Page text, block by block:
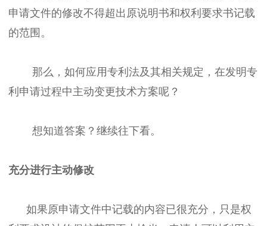
申请文件的修改不得超出原说明书和权利要求书记载
的范围。
那么，如何应用专利法及其相关规定，在发明专
利申请过程中主动变更技术方案呢？
想知道答案？继续往下看。
充分进行主动修改
如果原申请文件中记载的内容已很充分，只是权